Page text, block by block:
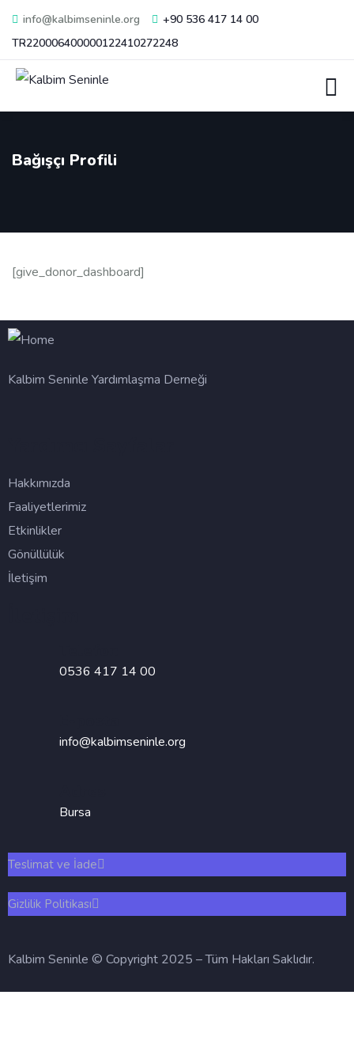
info@kalbimseninle.org
+90 536 417 14 00
TR220006400000122410272248
Bağışçı Profili
[give_donor_dashboard]
Kalbim Seninle Yardımlaşma Derneği
Hakkımızda
Faaliyetlerimiz
Etkinlikler
Gönüllülük
İletişim
0536 417 14 00
info@kalbimseninle.org
Bursa
Teslimat ve İade
Gizlilik Politikası
Kalbim Seninle © Copyright 2025 – Tüm Hakları Saklıdır.